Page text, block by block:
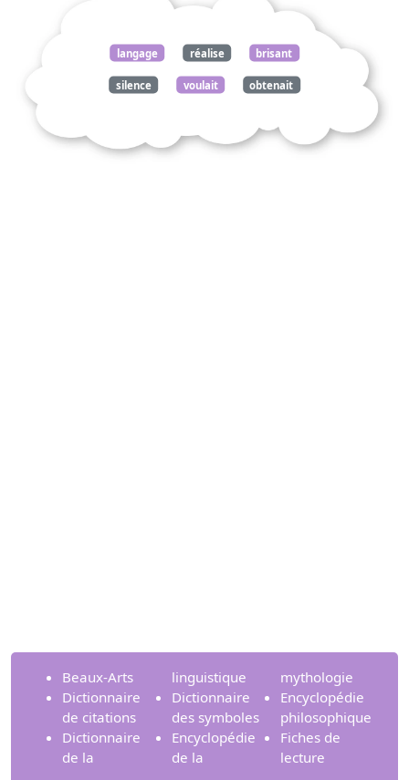
langage réalise brisant
silence voulait obtenait
merleau ponty maurice
Beaux-Arts
Dictionnaire
de citations
Dictionnaire
de la
linguistique
Dictionnaire
des symboles
Encyclopédie
de la
mythologie
Encyclopédie
philosophique
Fiches de
lecture